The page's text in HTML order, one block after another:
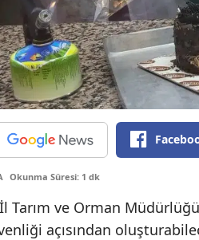
Okunma Süresi: 1 dk
Tarım ve Orman
açısından